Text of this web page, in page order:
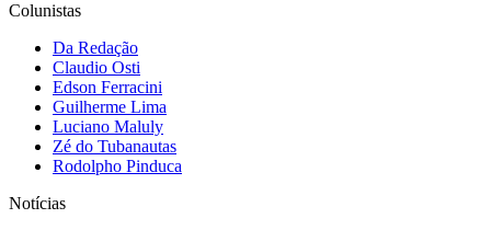
Colunistas
Da Redação
Claudio Osti
Edson Ferracini
Guilherme Lima
Luciano Maluly
Zé do Tubanautas
Rodolpho Pinduca
Notícias